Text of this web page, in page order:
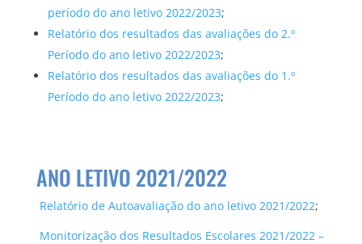
período do ano letivo 2022/2023;
Relatório dos resultados das avaliações do 2.º
Período do ano letivo 2022/2023;
Relatório dos resultados das avaliações do 1.º
Período do ano letivo 2022/2023;
ANO LETIVO 2021/2022
Relatório de Autoavaliação do ano letivo 2021/2022;
Monitorização dos Resultados Escolares 2021/2022 –